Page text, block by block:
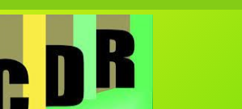
en el VI Certamen Francisco Nieva de